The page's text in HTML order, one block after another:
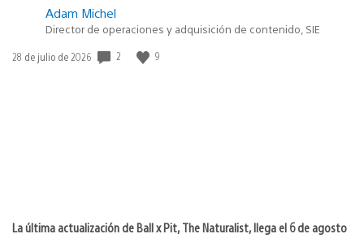
Adam Michel
Director de operaciones y adquisición de contenido, SIE
Fecha
28 de julio de 2026 2 9
La última actualización de Ball x Pit, The Naturalist, llega el 6 de agosto